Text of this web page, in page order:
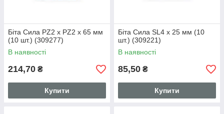
Біта Сила PZ2 x PZ2 x 65 мм
(10 шт.) (309277)
В наявності
214,70 ₴
Купити
Біта Сила SL4 x 25 мм (10
шт.) (309221)
В наявності
85,50 ₴
Купити